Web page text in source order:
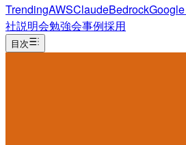
TrendingAWSClaudeBedrock
社説明会勉強会事例採用
目次